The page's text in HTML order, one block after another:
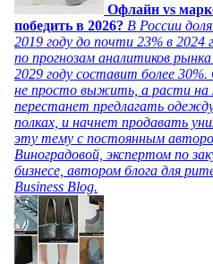
Офлайн vs
победить в 2026? В России
2019 году до почти 23% в
по прогнозам аналитиков
2029 году составит более
не просто выжить, а расти на
перестанет предлагать
полках, и начнет продавать
эту тему с постоянным
Виноградовой, экспертом по
бизнесе, автором блога для
Business Blog.